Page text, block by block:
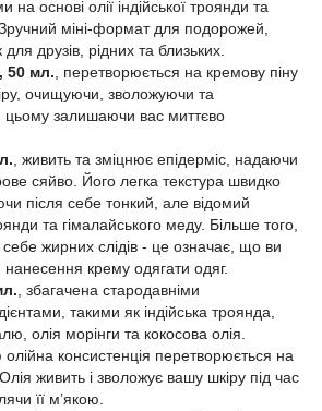
основі олії індійської троянди та
міні-формат для подорожей,
друзів, рідних та близьких.
50 мл. , перетворюється на кремову піну
очищуючи, зволожуючи та
цьому залишаючи вас миттєво
, живить та зміцнює епідерміс, надаючи
сяйво. Його легка текстура швидко
після себе тонкий, але відомий
та гімалайського меду. Більше того,
себе жирних слідів - це означає, що ви
нанесення крему одягати одяг.
, збагачена стародавніми
такими як індійська троянда,
олія морінги та кокосова олія.
консистенція перетворюється на
живить і зволожує вашу шкіру під час
її м’якою.